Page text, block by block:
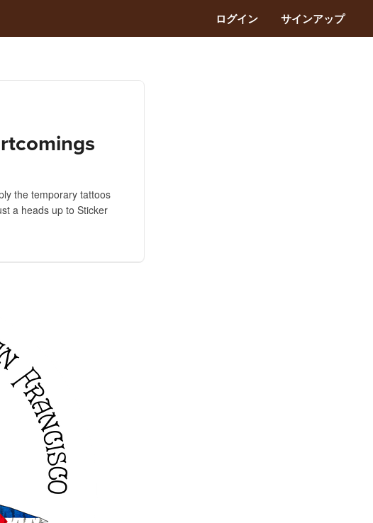
ログイン サインアップ
the temporary tattoos
a heads up to Sticker